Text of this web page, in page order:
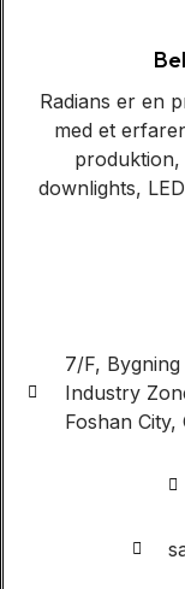
Radians er en
med et
produktion,
downlights,
7/F,
Industry
Foshan